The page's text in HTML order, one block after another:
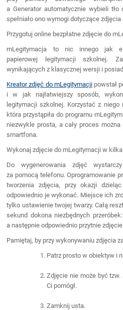
a Generator automatycznie wybieli
spełniało ono wymogi dotyczące
Przygotuj online bezpłatne zdjęcie do
mLegitymacja to nic innego jak
papierowej legitymacji szkolnej.
wynikających z klasycznej wersji i
Kreator zdjęć do mLegitymacjipowstał
i w jak najłatwiejszy sposób,
legitymacji szkolnej. Korzystać z niego
która przystąpiła do programu
niezwykle prosta, a cały proces
smartfona.
Wykonaj zdjęcie do mLegitymacji w
Do wygenerowania zdjęć
za pomocą telefonu. Oprogramowanie
tworzenia zdjęcia, przy okazji
odpowiednio je wykonać. Miejsce ich
tylko ustawienie twojej twarzy. Całą
sekund dokona niezbędnych
a następnie odpowiednio przytnie
Pamiętaj, by przy wykonywaniu zdjęcia
Patrz prosto w obiektyw i
Zdjęcie nie może być
Ci pomógł.
Zamknij usta.